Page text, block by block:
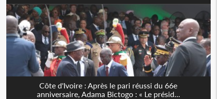
Côte d'Ivoire : Après le pari réussi du 66e
anniversaire, Adama Bictogo : « Le présid...